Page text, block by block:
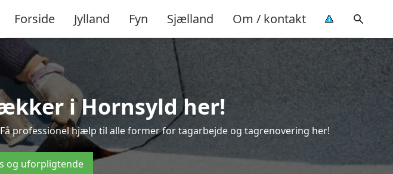
Forside Jylland Fyn Sjælland Om / kontakt
i Hornsyld her!
professionel hjælp til alle former for tagarbejde og tagrenovering her!
og uforpligtende